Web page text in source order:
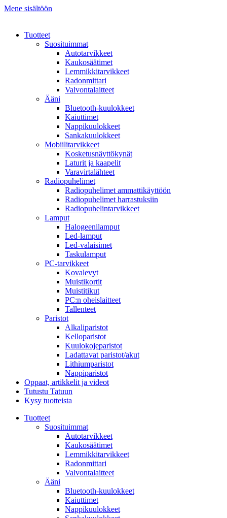
Mene sisältöön
Tuotteet
Suosituimmat
Autotarvikkeet
Kaukosäätimet
Lemmikkitarvikkeet
Radonmittari
Valvontalaitteet
Ääni
Bluetooth-kuulokkeet
Kaiuttimet
Nappikuulokkeet
Sankakuulokkeet
Mobiilitarvikkeet
Kosketusnäyttökynät
Laturit ja kaapelit
Varavirtalähteet
Radiopuhelimet
Radiopuhelimet ammattikäyttöön
Radiopuhelimet harrastuksiin
Radiopuhelintarvikkeet
Lamput
Halogeenilamput
Led-lamput
Led-valaisimet
Taskulamput
PC-tarvikkeet
Kovalevyt
Muistikortit
Muistitikut
PC:n oheislaitteet
Tallenteet
Paristot
Alkaliparistot
Kelloparistot
Kuulokojeparistot
Ladattavat paristot/akut
Lithiumparistot
Nappiparistot
Oppaat, artikkelit ja videot
Tutustu Tatuun
Kysy tuotteista
Tuotteet
Suosituimmat
Autotarvikkeet
Kaukosäätimet
Lemmikkitarvikkeet
Radonmittari
Valvontalaitteet
Ääni
Bluetooth-kuulokkeet
Kaiuttimet
Nappikuulokkeet